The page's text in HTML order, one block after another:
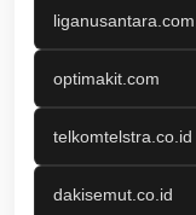
liganusantara.com
optimakit.com
telkomtelstra.co.id
dakisemut.co.id